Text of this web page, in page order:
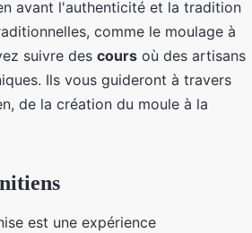
avant l'authenticité et la tradition
comme le moulage à
suivre des cours où des artisans
Ils vous guideront à travers
de la création du moule à la
est une expérience